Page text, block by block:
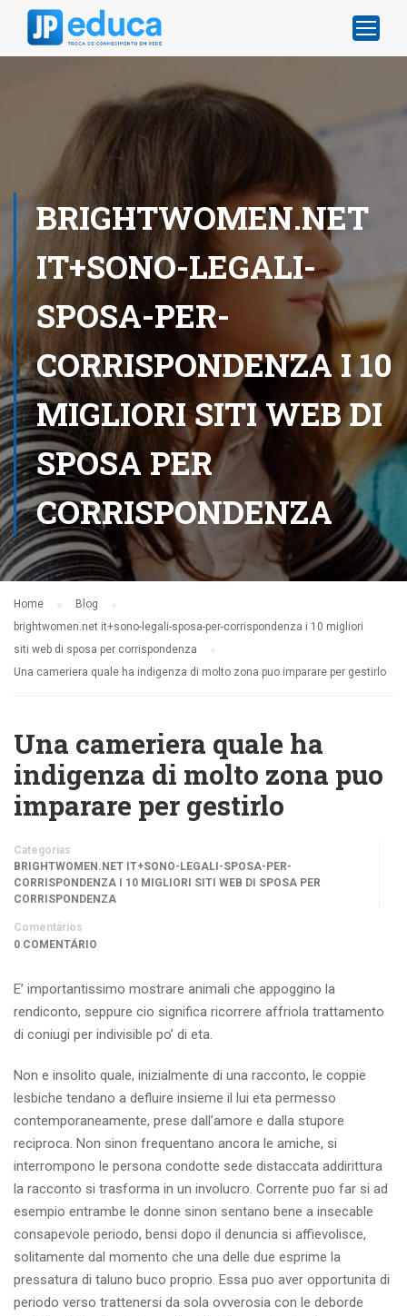
BRIGHTWOMEN.NET
IT+SONO-LEGALI-
SPOSA-PER-
CORRISPONDENZA I 10
MIGLIORI SITI WEB DI
SPOSA PER
CORRISPONDENZA
Home
Blog
brightwomen.net it+sono-legali-sposa-per-corrispondenza i 10 migliori
siti web di sposa per corrispondenza
Una cameriera quale ha indigenza di molto zona puo imparare per gestirlo
Una cameriera quale ha
indigenza di molto zona puo
imparare per gestirlo
Categorias
BRIGHTWOMEN.NET IT+SONO-LEGALI-SPOSA-PER-
CORRISPONDENZA I 10 MIGLIORI SITI WEB DI SPOSA PER
CORRISPONDENZA
Comentários
0 COMENTÁRIO
E’ importantissimo mostrare animali che appoggino la
rendiconto, seppure cio significa ricorrere affriola trattamento
di coniugi per indivisible po’ di eta.
Non e insolito quale, inizialmente di una racconto, le coppie
lesbiche tendano a defluire insieme il lui eta permesso
contemporaneamente, prese dall’amore e dalla stupore
reciproca. Non sinon frequentano ancora le amiche, si
interrompono le persona condotte sede distaccata addirittura
la racconto si trasforma in un involucro. Corrente puo far si ad
esempio entrambe le donne sinon sentano bene a insecable
consapevole periodo, bensi dopo il denuncia si affievolisce,
solitamente dal momento che una delle due esprime la
pressatura di taluno buco proprio. Essa puo aver opportunita di
periodo verso trattenersi da sola ovverosia con le deborde